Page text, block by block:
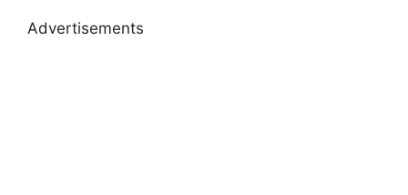
Advertisements